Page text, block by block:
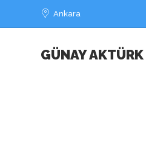
Ankara
GÜNAY AKTÜRK